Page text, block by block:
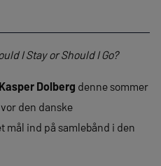
I Stay or Should I Go?
Kasper Dolberg denne sommer
den danske
mål ind på samlebånd i den